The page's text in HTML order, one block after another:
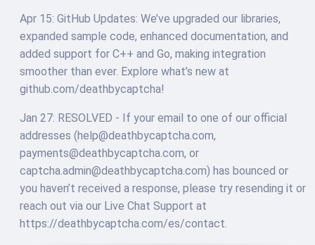
Apr 15: GitHub Updates: We’ve upgraded our libraries,
expanded sample code, enhanced documentation, and
added support for C++ and Go, making integration
smoother than ever. Explore what’s new at
github.com/deathbycaptcha!
Jan 27: RESOLVED - If your email to one of our official
addresses (help@deathbycaptcha.com,
payments@deathbycaptcha.com, or
captcha.admin@deathbycaptcha.com) has bounced or
you haven’t received a response, please try resending it or
reach out via our Live Chat Support at
https://deathbycaptcha.com/es/contact.